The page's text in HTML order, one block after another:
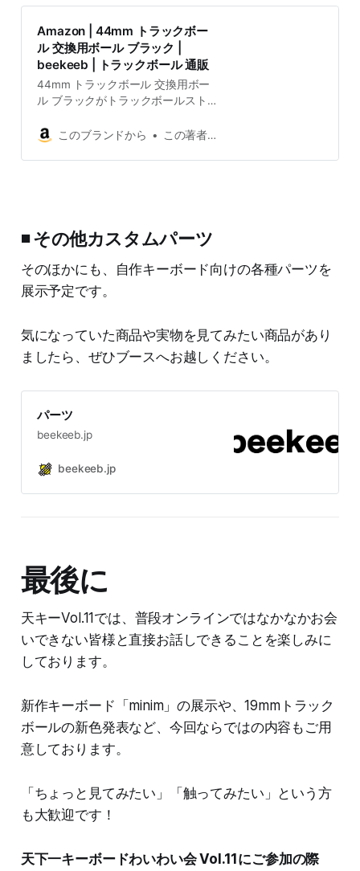
Amazon | 44mm トラックボー
ル 交換用ボール ブラック |
beekeeb | トラックボール 通販
44mm トラックボール 交換用ボー
ル ブラックがトラックボールストア
対象商品は、当日お届け可能です。
（一部除く）。
このブランドから この著者から
◾️ その他カスタムパーツ
そのほかにも、自作キーボード向けの各種パーツを
展示予定です。
気になっていた商品や実物を見てみたい商品があり
ましたら、ぜひブースへお越しください。
パーツ
beekeeb.jp
beekeeb.jp
最後に
天キーVol.11では、普段オンラインではなかなかお会
いできない皆様と直接お話しできることを楽しみに
しております。
新作キーボード「minim」の展示や、19mmトラック
ボールの新色発表など、今回ならではの内容もご用
意しております。
「ちょっと見てみたい」「触ってみたい」という方
も大歓迎です！
天下一キーボードわいわい会 Vol.11にご参加の際